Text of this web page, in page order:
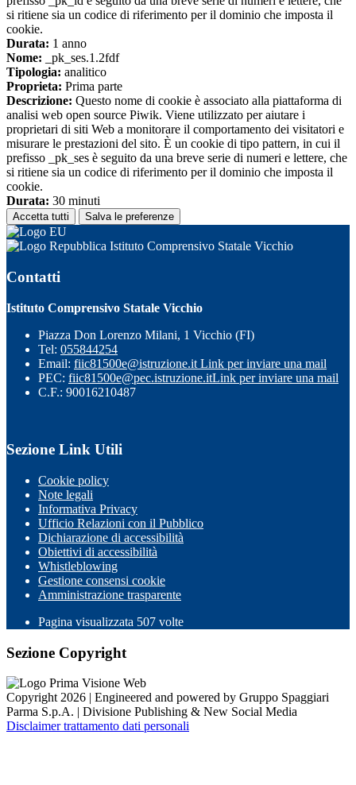
si ritiene sia un codice di riferimento per il dominio che imposta il
cookie.
Durata: 1 anno
Nome: _pk_ses.1.2fdf
Tipologia: analitico
Proprieta: Prima parte
Descrizione: Questo nome di cookie è associato alla piattaforma di
analisi web open source Piwik. Viene utilizzato per aiutare i
proprietari di siti Web a monitorare il comportamento dei visitatori e
misurare le prestazioni del sito. È un cookie di tipo pattern, in cui il
prefisso _pk_ses è seguito da una breve serie di numeri e lettere, che
si ritiene sia un codice di riferimento per il dominio che imposta il
cookie.
Durata: 30 minuti
Accetta tutti Salva le preferenze
Istituto Comprensivo Statale Vicchio
Contatti
Istituto Comprensivo Statale Vicchio
Piazza Don Lorenzo Milani, 1 Vicchio (FI)
Tel: 055844254
Email: fiic81500e@istruzione.it Link per inviare una mail
PEC: fiic81500e@pec.istruzione.itLink per inviare una mail
C.F.: 90016210487
Sezione Link Utili
Cookie policy
Note legali
Informativa Privacy
Ufficio Relazioni con il Pubblico
Dichiarazione di accessibilità
Obiettivi di accessibilità
Whistleblowing
Gestione consensi cookie
Amministrazione trasparente
Pagina visualizzata 507 volte
Sezione Copyright
Copyright 2026 | Engineered and powered by Gruppo Spaggiari
Parma S.p.A. | Divisione Publishing & New Social Media
Disclaimer trattamento dati personali